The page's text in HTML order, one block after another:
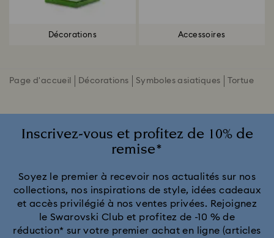
Décorations Accessoires
Page d'accueil Décorations Symboles asiatiques Tortue
Inscrivez-vous et profitez de 10% de
remise*
Soyez le premier à recevoir nos actualités sur nos
collections, nos inspirations de style, idées cadeaux
et accès privilégié à nos ventes privées. Rejoignez
le Swarovski Club et profitez de -10 % de
réduction* sur votre premier achat en ligne (articles